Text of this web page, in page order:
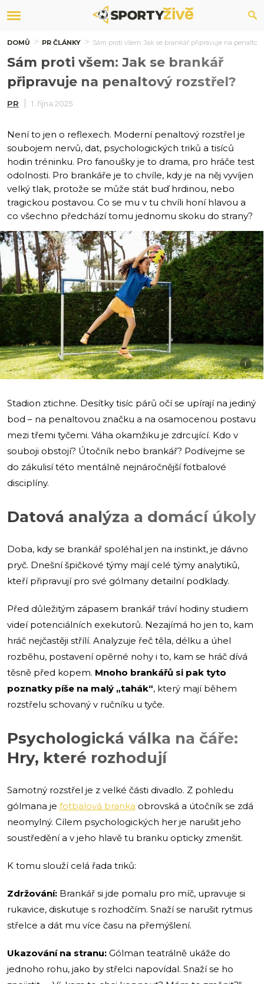
DOMŮ PR ČLÁNKY Sám proti všem: Jak se brankář připravuje na
Sám proti všem: Jak se brankář
připravuje na penaltový rozstřel?
PR 1. října 2025
Není to jen o reflexech. Moderní penaltový rozstřel je
soubojem nervů, dat, psychologických triků a tisíců
hodin tréninku. Pro fanoušky je to drama, pro hráče test
odolnosti. Pro brankáře je to chvíle, kdy je na něj vyvíjen
velký tlak, protože se může stát buď hrdinou, nebo
tragickou postavou. Co se mu v tu chvíli honí hlavou a
co všechno předchází tomu jednomu skoku do strany?
i
Stadion ztichne. Desítky tisíc párů očí se upírají na jediný
bod – na penaltovou značku a na osamocenou postavu
mezi třemi tyčemi. Váha okamžiku je zdrcující. Kdo v
souboji obstojí? Útočník nebo brankář? Podívejme se
do zákulisí této mentálně nejnáročnější fotbalové
disciplíny.
Datová analýza a domácí úkoly
Doba, kdy se brankář spoléhal jen na instinkt, je dávno
pryč. Dnešní špičkové týmy mají celé týmy analytiků,
kteří připravují pro své gólmany detailní podklady.
Před důležitým zápasem brankář tráví hodiny studiem
videí potenciálních exekutorů. Nezajímá ho jen to, kam
hráč nejčastěji střílí. Analyzuje řeč těla, délku a úhel
rozběhu, postavení opěrné nohy i to, kam se hráč dívá
těsně před kopem. Mnoho brankářů si pak tyto
poznatky píše na malý „tahák“, který mají během
rozstřelu schovaný v ručníku u tyče.
Psychologická válka na čáře:
Hry, které rozhodují
Samotný rozstřel je z velké části divadlo. Z pohledu
gólmana je fotbalová branka obrovská a útočník se zdá
neomylný. Cílem psychologických her je narušit jeho
soustředění a v jeho hlavě tu branku opticky zmenšit.
K tomu slouží celá řada triků:
Zdržování: Brankář si jde pomalu pro míč, upravuje si
rukavice, diskutuje s rozhodčím. Snaží se narušit rytmus
střelce a dát mu více času na přemýšlení.
Ukazování na stranu: Gólman teatrálně ukáže do
jednoho rohu, jako by střelci napovídal. Snaží se ho